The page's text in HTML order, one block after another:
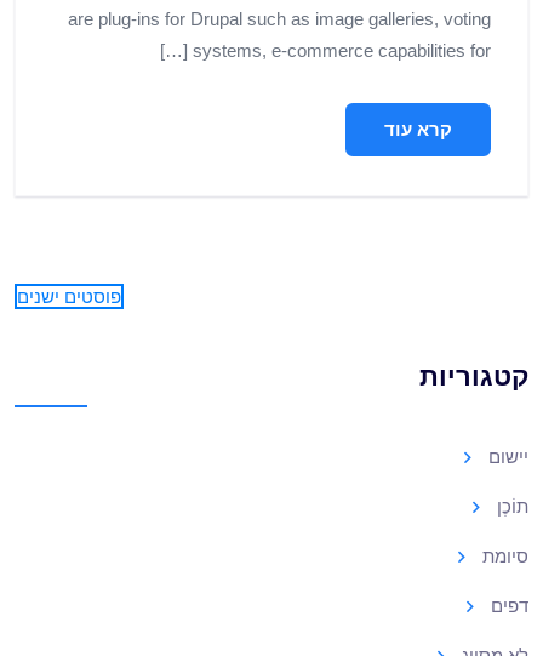
are plug-ins for Drupal such as image galleries, voting
systems, e-commerce capabilities for […]
קרא עוד
פוסטים ישנים
קטגוריות
יישום
תוֹכֶן
סיומת
דפים